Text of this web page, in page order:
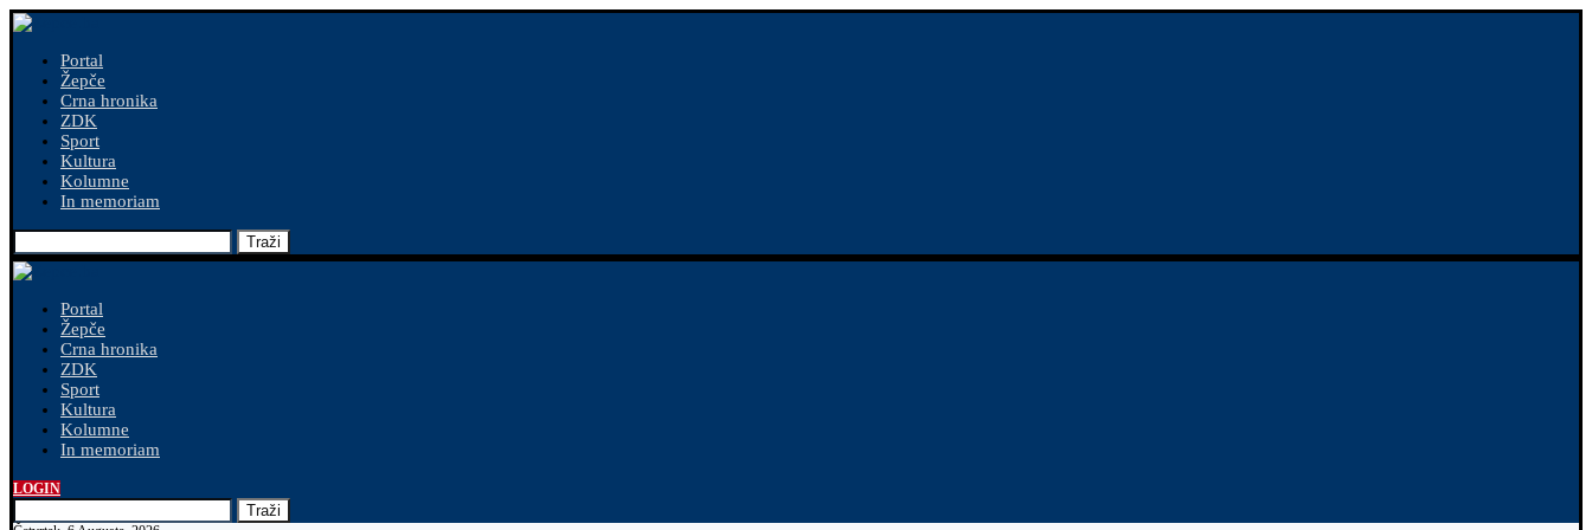
Portal
Žepče
Crna hronika
ZDK
Sport
Kultura
Kolumne
In memoriam
Traži
Portal
Žepče
Crna hronika
ZDK
Sport
Kultura
Kolumne
In memoriam
LOGIN
Traži